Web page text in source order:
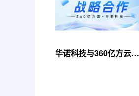
华诺科技与360亿方云达